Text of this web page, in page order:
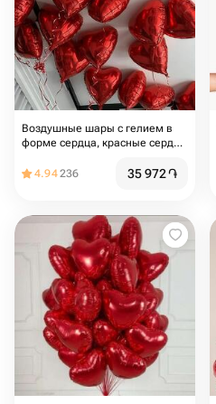
Воздушные шары с гелием в
форме сердца, красные сердца
4.94236 35 972֏